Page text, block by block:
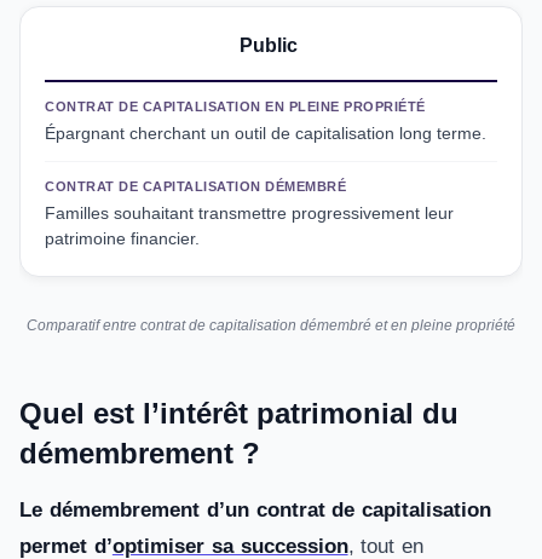
Public
CONTRAT DE CAPITALISATION EN PLEINE PROPRIÉTÉ
Épargnant cherchant un outil de capitalisation long terme.
CONTRAT DE CAPITALISATION DÉMEMBRÉ
Familles souhaitant transmettre progressivement leur
patrimoine financier.
Comparatif entre contrat de capitalisation démembré et en pleine propriété
Quel est l’intérêt patrimonial du
démembrement ?
Le démembrement d’un contrat de capitalisation
permet d’optimiser sa succession, tout en